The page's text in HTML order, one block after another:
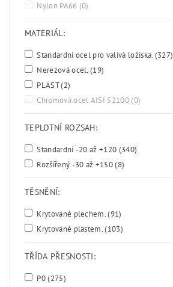
Nylon PA66 (0)
MATERIÁL:
Standardní ocel pro valivá ložiska. (327)
Nerezová ocel.(19)
PLAST(2)
Chromová ocel AISI 52100 (0)
TEPLOTNÍ ROZSAH:
Standardní -20 až +120 (340)
Rozšířený -30 až +150(8)
TĚSNĚNÍ:
Krytované plechem.(91)
Krytované plastem.(103)
TŘÍDA PŘESNOSTI:
P0(275)